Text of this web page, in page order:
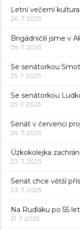
Letní večerní kultura
26. 7. 2025
Brigádničili jsme v
26. 7. 2025
Se senátorkou
25. 7. 2025
Se senátorkou
25. 7. 2025
Senát v červenci
24. 7. 2025
Úzkokolejka
23. 7. 2025
Senát chce větší
23. 7. 2025
Na Rudláku po 55
21. 7. 2025